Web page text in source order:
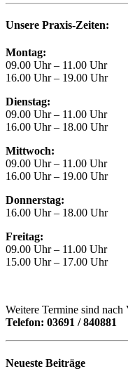
Unsere Praxis-Zeiten:
Montag:
09.00 Uhr – 11.00 Uhr
16.00 Uhr – 19.00 Uhr
Dienstag:
09.00 Uhr – 11.00 Uhr
16.00 Uhr – 18.00 Uhr
Mittwoch:
09.00 Uhr – 11.00 Uhr
16.00 Uhr – 19.00 Uhr
Donnerstag:
16.00 Uhr – 18.00 Uhr
Freitag:
09.00 Uhr – 11.00 Uhr
15.00 Uhr – 17.00 Uhr
Weitere Termine sind
Telefon: 03691 / 840881
Neueste Beiträge